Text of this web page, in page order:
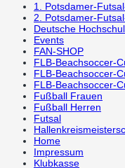
1. Potsdamer-
2. Potsdamer-
Deutsche
Events
FAN-SHOP
FLB-Beachsoccer-
FLB-Beachsoccer-
FLB-Beachsoccer-
Fußball Frauen
Fußball Herren
Futsal
Home
Impressum
Klubkasse